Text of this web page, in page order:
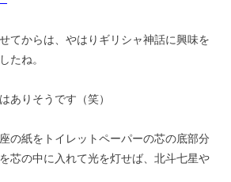
てからは、やはりギリシャ神話に興味を
たね。
ありそうです（笑）
の紙をトイレットペーパーの芯の底部分
芯の中に入れて光を灯せば、北斗七星や